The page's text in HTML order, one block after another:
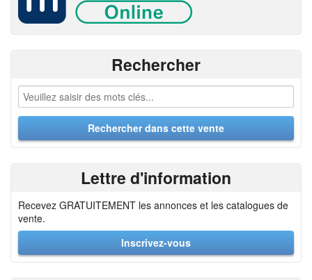
Rechercher
Lettre d'information
Recevez GRATUITEMENT les annonces et les catalogues de
vente.
Inscrivez-vous